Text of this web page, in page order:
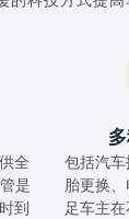
全
是
到
包括汽
胎更换
足车主